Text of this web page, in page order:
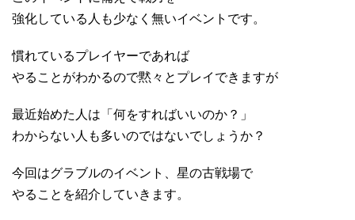
強化している人も少なく無いイベントです。
慣れているプレイヤーであれば
やることがわかるので黙々とプレイできますが
最近始めた人は「何をすればいいのか？」
わからない人も多いのではないでしょうか？
今回はグラブルのイベント、星の古戦場で
やることを紹介していきます。